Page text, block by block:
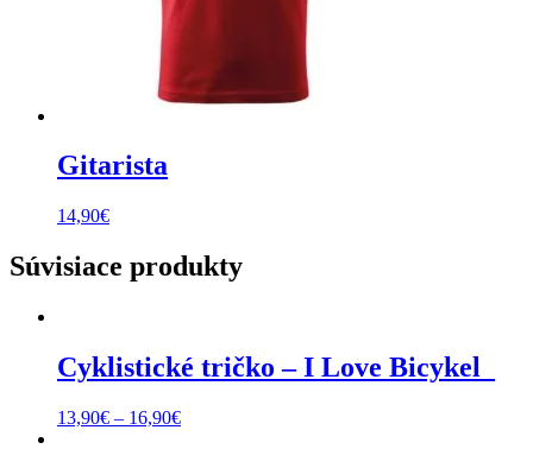
Gitarista
14,90€
Súvisiace produkty
Cyklistické tričko – I Love Bicykel_
13,90€ – 16,90€Price